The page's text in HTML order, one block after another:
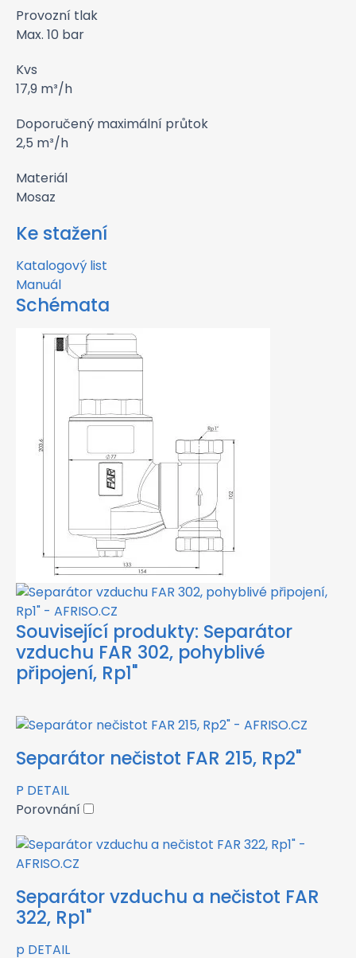
Provozní tlak
Max. 10 bar
Kvs
17,9 m³/h
Doporučený maximální průtok
2,5 m³/h
Materiál
Mosaz
Ke stažení
Katalogový list
Manuál
Schémata
Související produkty: Separátor
vzduchu FAR 302, pohyblivé
připojení, Rp1"
Separátor nečistot FAR 215, Rp2"
P DETAIL
Porovnání
Separátor vzduchu a nečistot FAR
322, Rp1"
p DETAIL